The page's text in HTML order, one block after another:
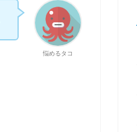
悩めるタコ